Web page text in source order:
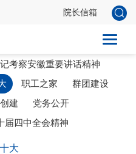
院长信箱
闻
考察安徽重要讲话精神
职工之家
群团建设
建
党务公开
届四中全会精神
大